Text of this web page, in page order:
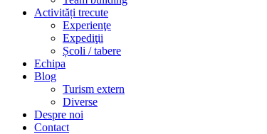
Activități trecute
Experienţe
Expediţii
Școli / tabere
Echipa
Blog
Turism extern
Diverse
Despre noi
Contact